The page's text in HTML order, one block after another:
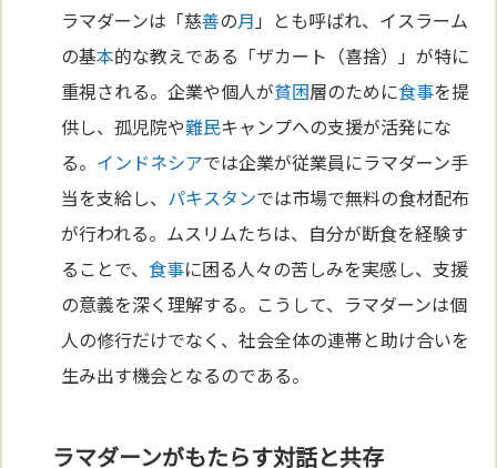
ラマダーンは「慈善の月 」とも呼ばれ、イスラーム
の基本的な教えである「ザカート（喜捨）」が特に
重視される。企業や個人が貧困層のために食事を提
供し、孤児院や難民キャンプへの支援が活発にな
る。 インドネシアでは企業が従業員にラマダーン手
当を支給し、 パキスタンでは市場で無料の食材配布
が行われる。ムスリムたちは、自分が断食を経験す
ることで、食事に困る人々の苦しみを実感し、支援
の意義を深く理解する。こうして、ラマダーンは個
人の修行だけでなく、社会全体の連帯と助け合いを
生み出す機会となるのである。
ラマダーンがもたらす対話と共存